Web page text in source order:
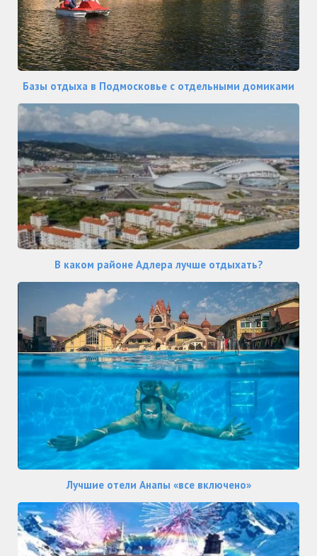
Базы отдыха в Подмосковье с отдельными домиками
В каком районе Адлера лучше отдыхать?
Лучшие отели Анапы «все включено»